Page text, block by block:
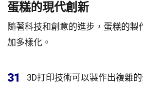
蛋糕的現代創新
隨著科技和創意的進步，蛋糕的製
加多樣化。
31 3D打印技術可以製作出複雜的